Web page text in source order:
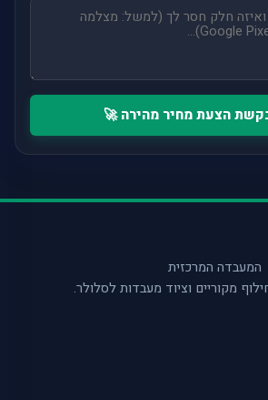
הצעת מחיר מהירה 🚀
מקוריים וציוד מעבדות לסלולר.